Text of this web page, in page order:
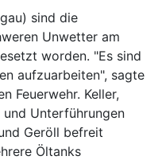
sind die
Unwetter am
worden. "Es sind
aufzuarbeiten", sagte
Feuerwehr. Keller,
Unterführungen
Geröll befreit
Öltanks